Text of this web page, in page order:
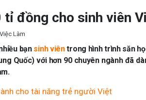
đồng cho sinh viên
Làm
bạn sinh viêntrong hình trình săn
Quốc) với hơn 90 chuyên ngành đã
cho tài năng trẻ người Việt